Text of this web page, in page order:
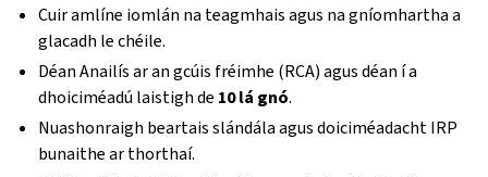
Cuir amlíne iomlán na teagmhais agus na gníomhartha a
glacadh le chéile.
Déan Anailís ar an gcúis fréimhe (RCA) agus déan í a
dhoiciméadú laistigh de 10 lá gnó.
Nuashonraigh beartais slándála agus doiciméadacht IRP
bunaithe ar thorthaí.